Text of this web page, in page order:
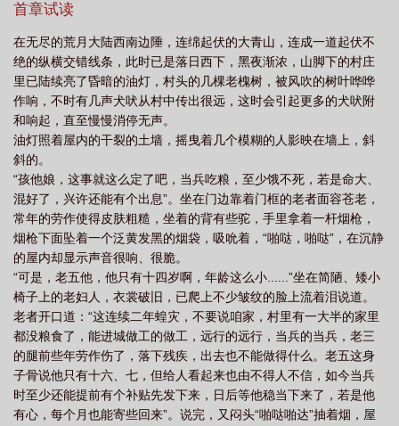
仙门TXT八零
个平台更新 五仙门免费阅读 五仙门免费正版 五仙门女主角有几个 五仙
门最新免费阅读全文 五仙门最新章节免费阅读 凡尘飞仙 五仙门TXT
仙门全文免费 五仙门李言
首章试读
在无尽的荒月大陆西南边陲，连绵起伏的大青山，连成一道起伏不
绝的纵横交错线条，此时已是落日西下，黑夜渐浓，山脚下的村庄
里已陆续亮了昏暗的油灯，村头的几棵老槐树，被风吹的树叶哗哗
作响，不时有几声犬吠从村中传出很远，这时会引起更多的犬吠附
和响起，直至慢慢消停无声。
油灯照着屋内的干裂的土墙，摇曳着几个模糊的人影映在墙上，斜
斜的。
“孩他娘，这事就这么定了吧，当兵吃粮，至少饿不死，若是命大、
混好了，兴许还能有个出息”。坐在门边靠着门框的老者面容苍老，
常年的劳作使得皮肤粗糙，坐着的背有些驼，手里拿着一杆烟枪，
烟枪下面坠着一个泛黄发黑的烟袋，吸吮着，“啪哒，啪哒”，在沉静
的屋内却显示声音很响、很脆。
“可是，老五他，他只有十四岁啊，年龄这么小......”坐在简陋、矮小
椅子上的老妇人，衣裳破旧，已爬上不少皱纹的脸上流着泪说道。
老者开口道：“这连续二年蝗灾，不要说咱家，村里有一大半的家里
都没粮食了，能进城做工的做工，远行的远行，当兵的当兵，老三
的腿前些年劳作伤了，落下残疾，出去也不能做得什么。老五这身
子骨说他只有十六、七，但给人看起来也由不得人不信，如今当兵
时至少还能提前有个补贴先发下来，日后等他稳当下来了，若是他
有心，每个月也能寄些回来”。说完，又闷头“啪哒啪达”抽着烟，屋